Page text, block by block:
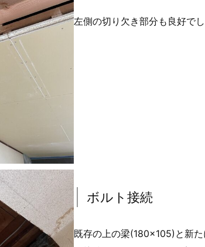
左側の切り欠き部分も良好で
ボルト接続
既存の上の梁(180×105)と新